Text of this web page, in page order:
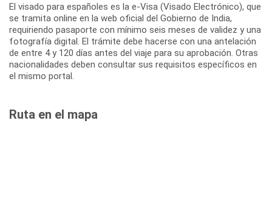
El visado para españoles es la e-Visa (Visado Electrónico), que
se tramita online en la web oficial del Gobierno de India,
requiriendo pasaporte con mínimo seis meses de validez y una
fotografía digital. El trámite debe hacerse con una antelación
de entre 4 y 120 días antes del viaje para su aprobación. Otras
nacionalidades deben consultar sus requisitos específicos en
el mismo portal.
Ruta en el mapa